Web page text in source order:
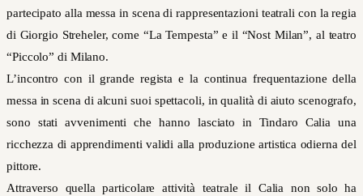
partecipato alla messa in scena di rappresentazioni teatrali con la regia
di Giorgio Streheler, come “La Tempesta” e il “Nost Milan”, al teatro
“Piccolo” di Milano.
L’incontro con il grande regista e la continua frequentazione della
messa in scena di alcuni suoi spettacoli, in qualità di aiuto scenografo,
sono stati avvenimenti che hanno lasciato in Tindaro Calia una
ricchezza di apprendimenti validi alla produzione artistica odierna del
pittore.
Attraverso quella particolare attività teatrale il Calia non solo ha